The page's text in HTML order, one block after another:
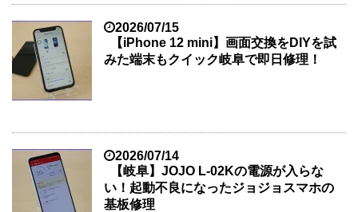
2026/07/15
【iPhone 12 mini】画面交換をDIYを試
みた端末もクイック岐阜で即日修理！
2026/07/14
【岐阜】JOJO L-02Kの電源が入らな
い！起動不良になったジョジョスマホの
基板修理